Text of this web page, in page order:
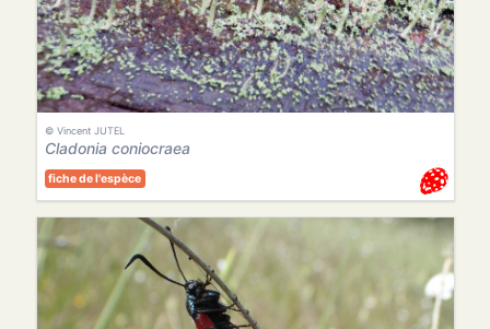
© Vincent JUTEL
Cladonia coniocraea
fiche de l'espèce